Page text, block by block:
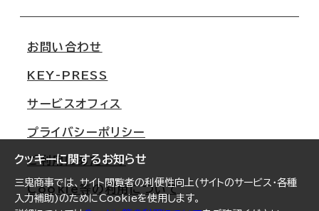
クッキーに関するお知らせ
三鬼商事では、サイト閲覧者の利便性向上(サイトのサービス・各種
入力補助)のためにCookieを使用します。
移転スケジュール
オフィス移転Q&A
大阪
名古屋
札幌
仙台
横浜
お問い合わせ
KEY-PRESS
サービスオフィス
プライバシーポリシー
ご利用にあたって
Cookie等の利用について